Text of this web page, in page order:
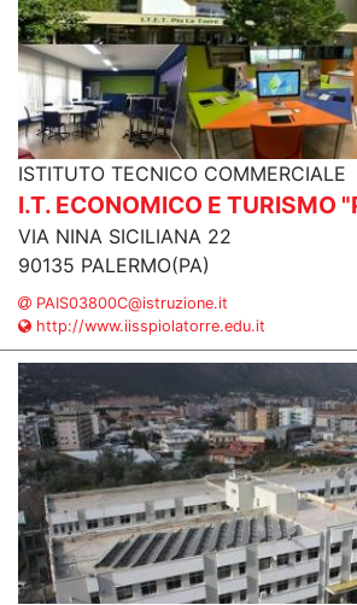
ISTITUTO TECNICO COMMERCIALE
I.T. ECONOMICO E TURISMO
VIA NINA SICILIANA 22
90135 PALERMO(PA)
PAIS03800C@istruzione.it
http://www.iisspiolatorre.edu.it